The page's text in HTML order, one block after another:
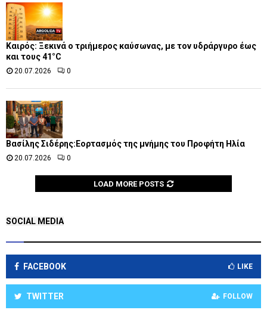
Καιρός: Ξεκινά ο τριήμερος καύσωνας, με τον υδράργυρο έως
και τους 41°C
20.07.2026 0
Βασίλης Σιδέρης:Εορτασμός της μνήμης του Προφήτη Ηλία
20.07.2026 0
LOAD MORE POSTS
SOCIAL MEDIA
FACEBOOK LIKE
TWITTER FOLLOW